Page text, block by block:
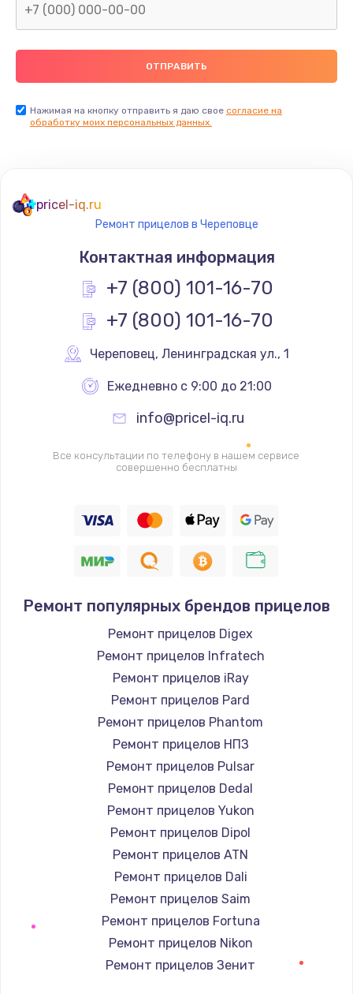
Заказать
Замена термостата
1200 руб.
Заказать
Замена реле
Замена термопредохранителя
700 руб.
Заказать
2500 руб.
1400 руб.
Заказать
Замена / ремонт электронного модуля
управления
600 руб.
Замена конфорки
1100 руб.
Заказать
Замена платы сенсора
900 руб.
Заказать
Замена регулятора режимов конфорки
900 руб.
Нажимая на кнопку отправить я даю свое согласие на
обработку моих персональных данных.
pricel-iq.ru
Ремонт прицелов в Череповце
Контактная информация
+7 (800) 101-16-70
+7 (800) 101-16-70
Череповец, Ленинградская ул., 1
Ежедневно с 9:00 до 21:00
info@pricel-iq.ru
Все консультации по телефону в нашем сервисе
совершенно бесплатны
Ремонт популярных брендов прицелов
Ремонт прицелов Digex
Ремонт прицелов Infratech
Ремонт прицелов iRay
Ремонт прицелов Pard
Ремонт прицелов Phantom
Ремонт прицелов НПЗ
Ремонт прицелов Pulsar
Ремонт прицелов Dedal
Ремонт прицелов Yukon
Ремонт прицелов Dipol
Ремонт прицелов ATN
Ремонт прицелов Dali
Ремонт прицелов Saim
Ремонт прицелов Fortuna
Ремонт прицелов Nikon
Ремонт прицелов Зенит